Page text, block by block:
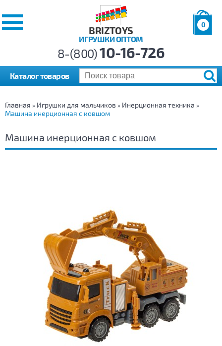
BRIZTOYS
ИГРУШКИ ОПТОМ
0
р.
8-(800)10-16-726
Каталог товаров
Главная » Игрушки для мальчиков » Инерционная техника »
Машина инерционная с ковшом
Машина инерционная с ковшом